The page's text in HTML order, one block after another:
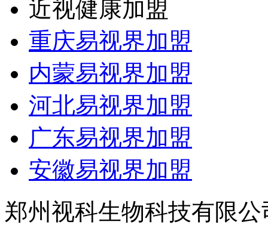
近视健康加盟
重庆易视界加盟
内蒙易视界加盟
河北易视界加盟
广东易视界加盟
安徽易视界加盟
郑州视科生物科技有限